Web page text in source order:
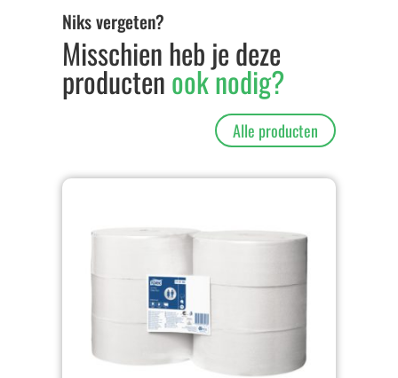
Niks vergeten?
Misschien heb je deze
productenook nodig?
Alle producten